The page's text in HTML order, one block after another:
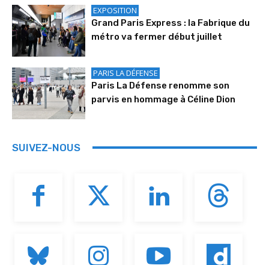
EXPOSITION
Grand Paris Express : la Fabrique du
métro va fermer début juillet
PARIS LA DÉFENSE
Paris La Défense renomme son
parvis en hommage à Céline Dion
SUIVEZ-NOUS